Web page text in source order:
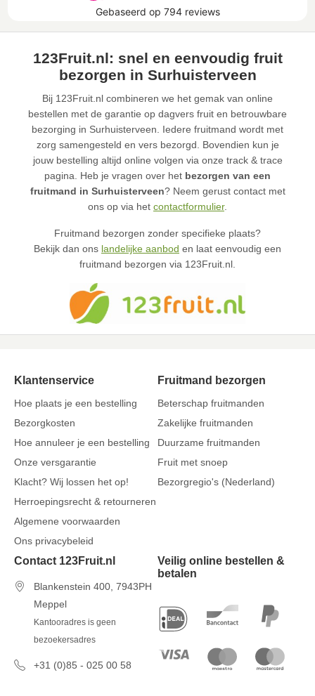
123Fruit.nl: snel en eenvoudig fruit
bezorgen in Surhuisterveen
Bij 123Fruit.nl combineren we het gemak van online
bestellen met de garantie op dagvers fruit en betrouwbare
bezorging in Surhuisterveen. Iedere fruitmand wordt met
zorg samengesteld en vers bezorgd. Bovendien kun je
jouw bestelling altijd online volgen via onze track & trace
pagina. Heb je vragen over het bezorgen van een
fruitmand in Surhuisterveen? Neem gerust contact met
ons op via het contactformulier.
Fruitmand bezorgen zonder specifieke plaats?
Bekijk dan ons landelijke aanbod en laat eenvoudig een
fruitmand bezorgen via 123Fruit.nl.
Klantenservice
Hoe plaats je een bestelling
Bezorgkosten
Hoe annuleer je een bestelling
Onze versgarantie
Klacht? Wij lossen het op!
Herroepingsrecht & retourneren
Algemene voorwaarden
Ons privacybeleid
Fruitmand bezorgen
Beterschap fruitmanden
Zakelijke fruitmanden
Duurzame fruitmanden
Fruit met snoep
Bezorgregio's (Nederland)
Contact 123Fruit.nl
Blankenstein 400, 7943PH
Meppel
Kantooradres is geen
bezoekersadres
+31 (0)85 - 025 00 58
Veilig online bestellen &
betalen